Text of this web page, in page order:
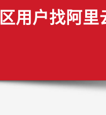
用户找阿里